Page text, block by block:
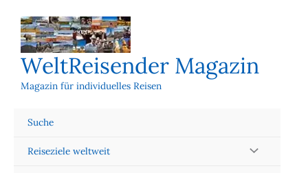
Inhalt
springen
WeltReisender Magazin
Magazin für individuelles Reisen
Suche
Reiseziele weltweit